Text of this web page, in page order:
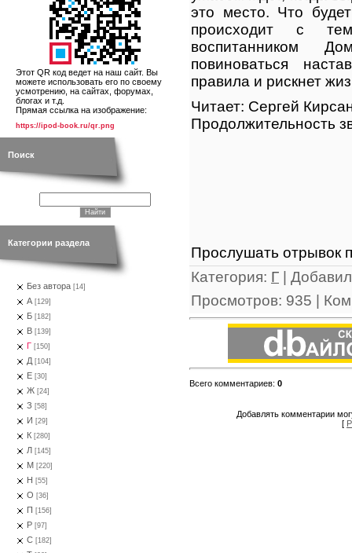
Этот QR код ведет на наш сайт. Вы
можете использовать его по своему
усмотрению, на сайтах, форумах,
блогах и т.д.
Прямая ссылка на изображение:
https://ipod-book.ru/qr.png
Поиск
Категории раздела
Без автора [14]
А [129]
Б [182]
В [139]
Г [150]
Д [104]
Е [30]
Ж [24]
З [58]
И [29]
К [280]
Л [145]
М [220]
Н [55]
О [36]
П [156]
Р [97]
С [182]
это место. Что
происходит с
воспитанником
повиноваться
правила и рискнет
Читает: Сергей
Продолжительность
Прослушать отрывок
Категория: Г | Добавил
Просмотров: 935 |
Всего комментариев: 0
Добавлять комментарии
[